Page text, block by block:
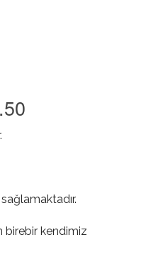
birebir kendimiz